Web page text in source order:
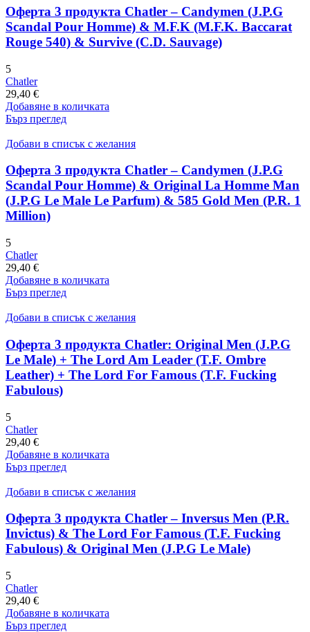
Оферта 3 продукта Chatler – Candymen (J.P.G
Scandal Pour Homme) & M.F.K (M.F.K. Baccarat
Rouge 540) & Survive (C.D. Sauvage)
5
Chatler
29,40 €
Добавяне в количката
Бърз преглед
Добави в списък с желания
Оферта 3 продукта Chatler – Candymen (J.P.G
Scandal Pour Homme) & Original La Homme Man
(J.P.G Le Male Le Parfum) & 585 Gold Men (P.R. 1
Million)
5
Chatler
29,40 €
Добавяне в количката
Бърз преглед
Добави в списък с желания
Оферта 3 продукта Chatler: Original Men (J.P.G
Le Male) + The Lord Am Leader (T.F. Ombre
Leather) + The Lord For Famous (T.F. Fucking
Fabulous)
5
Chatler
29,40 €
Добавяне в количката
Бърз преглед
Добави в списък с желания
Оферта 3 продукта Chatler – Inversus Men (P.R.
Invictus) & The Lord For Famous (T.F. Fucking
Fabulous) & Original Men (J.P.G Le Male)
5
Chatler
29,40 €
Добавяне в количката
Бърз преглед